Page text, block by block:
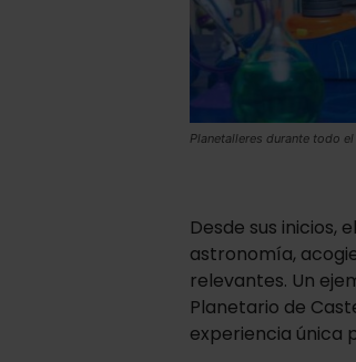
Planetalleres durante todo el
Desde sus inicios,
astronomía,
relevantes. Un
Planetario de
experiencia única